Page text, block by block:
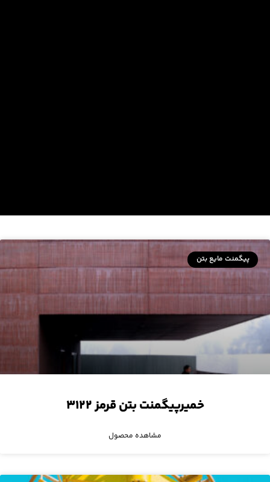
پیگمنت مایع بتن
خمیرپیگمنت بتن قرمز ۳۱۲۲
مشاهده محصول